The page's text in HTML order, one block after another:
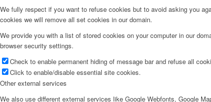
We fully respect if you want to refuse cookies but to avoid asking you
cookies we will remove all set cookies in our domain.
We provide you with a list of stored cookies on your computer in our
browser security settings.
Check to enable permanent hiding of message bar and refuse all
Click to enable/disable essential site cookies.
Other external services
We also use different external services like Google Webfonts, Google